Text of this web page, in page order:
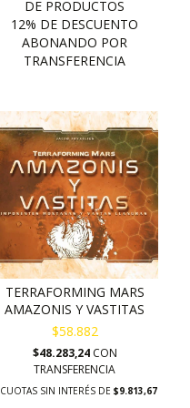
TERRAFORMING MARS
AMAZONIS Y VASTITAS
$58.882
$48.283,24 CON
TRANSFERENCIA
CUOTAS SIN INTERÉS DE $9.813,67